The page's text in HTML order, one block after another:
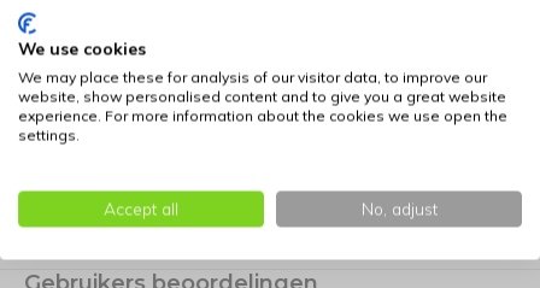
Bepaal de juiste maat voor uw hond: klik hier voor
informatie
We use cookies
We may place these for analysis of our visitor data, to improve our
website, show personalised content and to give you a great website
experience. For more information about the cookies we use open the
settings.
Accept all No, adjust